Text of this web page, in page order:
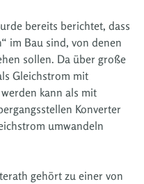
bereits berichtet, dass
im Bau sind, von denen
sollen. Da über große
Gleichstrom mit
kann als mit
Konverter
umwandeln
gehört zu einer von